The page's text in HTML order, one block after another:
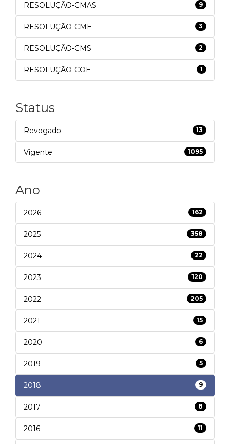
RESOLUÇÃO-CMAS 9
RESOLUÇÃO-CME 3
RESOLUÇÃO-CMS 2
RESOLUÇÃO-COE 1
Status
Revogado 13
Vigente 1095
Ano
2026 162
2025 358
2024 22
2023 120
2022 205
2021 15
2020 6
2019 5
2018 9
2017 8
2016 11